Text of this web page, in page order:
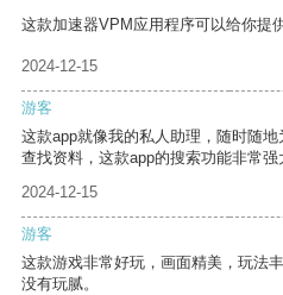
这款加速器VPM应用程序可以给你提
2024-12-15
游客
这款app就像我的私人助理，随时随
查找资料，这款app的搜索功能非常强
2024-12-15
游客
这款游戏非常好玩，画面精美，玩法
没有玩腻。